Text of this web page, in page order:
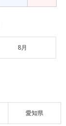
8月
愛知県